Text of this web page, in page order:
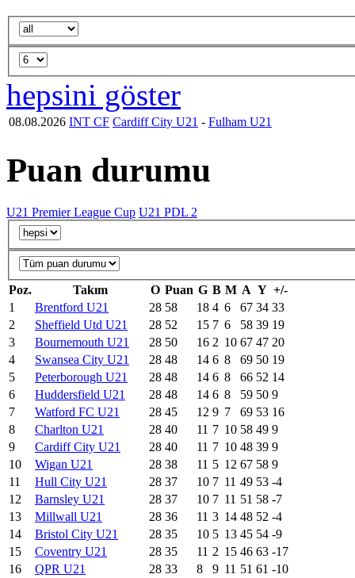
hepsini göster
08.08.2026 INT CF Cardiff City U21 - Fulham U21
Puan durumu
U21 Premier League Cup U21 PDL 2
Poz. Takım O Puan G B M A Y +/-
1
Brentford U21 28 58 18 4 6 67 34 33
2
Sheffield Utd U21 28 52 15 7 6 58 39 19
3
Bournemouth U21 28 50 16 2 10 67 47 20
4
Swansea City U21 28 48 14 6 8 69 50 19
5
Peterborough U21 28 48 14 6 8 66 52 14
6
Huddersfield U21 28 48 14 6 8 59 50 9
7
Watford FC U21 28 45 12 9 7 69 53 16
8
Charlton U21 28 40 11 7 10 58 49 9
9
Cardiff City U21 28 40 11 7 10 48 39 9
10
Wigan U21 28 38 11 5 12 67 58 9
11
Hull City U21 28 37 10 7 11 49 53 -4
12
Barnsley U21 28 37 10 7 11 51 58 -7
13
Millwall U21 28 36 11 3 14 48 52 -4
14
Bristol City U21 28 35 10 5 13 45 54 -9
15
Coventry U21 28 35 11 2 15 46 63 -17
16
QPR U21 28 33 8 9 11 51 61 -10